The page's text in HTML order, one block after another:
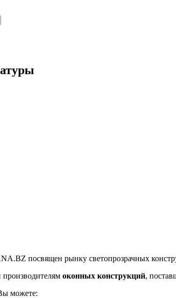
посвящен рынку светопрозрачных
производителям оконных конструкций,
можете: